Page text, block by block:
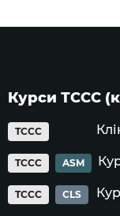
Курси ТССС
TCCC
TCCC ASM
TCCC CLS